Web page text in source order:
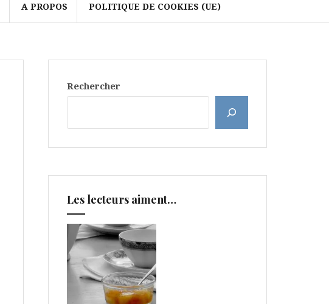
A PROPOS POLITIQUE DE COOKIES (UE)
Rechercher
Les lecteurs aiment…